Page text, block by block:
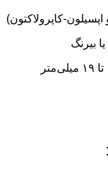
بیرنگ